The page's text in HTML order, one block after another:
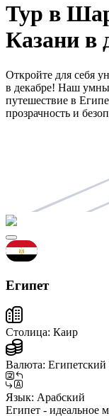
Тур в
Казани в
Откройте для себя
в декабре! Наш
путешествие в
прозрачность и
Египет
Столица: Каир
Валюта:
Язык: Арабский
Египет - идеальное